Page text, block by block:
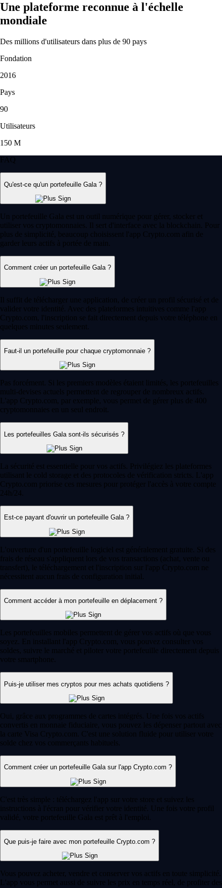
Une plateforme reconnue à l'échelle
mondiale
Des millions d'utilisateurs dans plus de 90 pays
Fondation
2016
Pays
90
Utilisateurs
150 M
FAQ
Qu'est-ce qu'un portefeuille Gala ?
Un portefeuille Gala est un outil numérique pour gérer, stocker et
utiliser vos cryptomonnaies. Il sert d'interface avec la blockchain. Pour
plus de simplicité, beaucoup choisissent l'app Crypto.com afin de
garder leurs actifs à portée de main.
Comment créer un portefeuille Gala ?
Il suffit de télécharger une application, de créer un profil sécurisé et de
valider votre identité. Avec des plateformes intuitives comme l'app
Crypto.com, l'inscription se fait directement depuis votre téléphone en
quelques minutes seulement.
Faut-il un portefeuille pour chaque cryptomonnaie ?
Pas forcément. Si les premiers modèles étaient limités, les portefeuilles
multi-devises actuels permettent de regrouper de nombreux actifs.
L'app Crypto.com, par exemple, vous permet de gérer plus de 400
cryptomonnaies en un seul endroit.
Les portefeuilles Gala sont-ils sécurisés ?
La sécurité est essentielle pour vos actifs. Privilégiez les plateformes
utilisant le cold storage et des protocoles de vérification stricts. L'app
Crypto.com priorise ces mesures pour protéger l'accès à votre compte
24h/24.
Est-ce payant d'ouvrir un portefeuille Gala ?
L'ouverture d'un portefeuille logiciel est généralement gratuite. Si des
frais de réseau s'appliquent lors de vos transactions (achat, vente ou
transfert), le téléchargement et l'inscription sur l'app Crypto.com ne
nécessitent aucun frais de configuration initial.
Comment accéder à mon portefeuille en déplacement ?
Les portefeuilles mobiles permettent de gérer vos actifs où que vous
soyez. En installant l'app Crypto.com, vous pouvez consulter vos
soldes, suivre le marché et piloter votre portefeuille directement depuis
votre smartphone.
Puis-je utiliser mes cryptos pour mes achats quotidiens ?
Oui, grâce aux programmes de cartes intégrés. Une fois vos actifs
convertis en monnaie fiduciaire, vous pouvez les dépenser partout avec
la carte Visa Crypto.com. C'est une solution fluide pour utiliser votre
solde chez vos commerçants habituels.
Comment créer un portefeuille Gala sur l'app Crypto.com ?
C'est très simple : téléchargez l'app sur votre store et suivez les
instructions à l'écran pour vérifier votre identité. Une fois votre profil
validé, votre portefeuille Gala est prêt à l'emploi.
Que puis-je faire avec mon portefeuille Crypto.com ?
Vous pouvez acheter, vendre et conserver vos actifs en toute simplicité.
L'app vous permet aussi de suivre les prix en temps réel, de profiter des